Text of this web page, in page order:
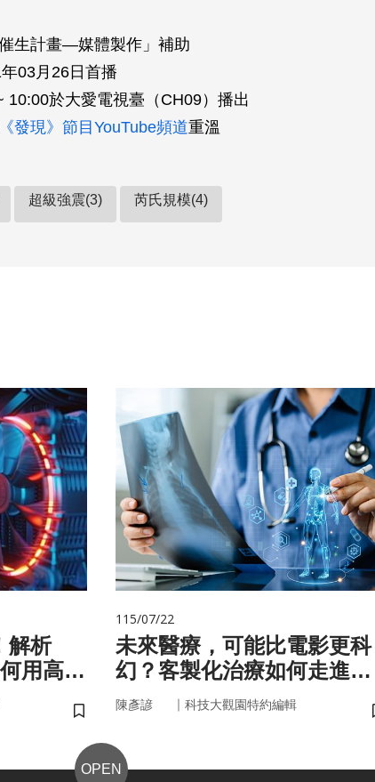
生計畫—媒體製作」補助
03月26日首播
10:00於大愛電視臺（CH09）播出
《發現》節目YouTube頻道重溫
超級強震(3) 芮氏規模(4)
解析
用高效
儲存書籤
115/07/22
未來醫療，可能比電影更科
幻？客製化治療如何走進真
實世界
陳彥諺 ｜ 科技大觀園特約編輯
OPEN